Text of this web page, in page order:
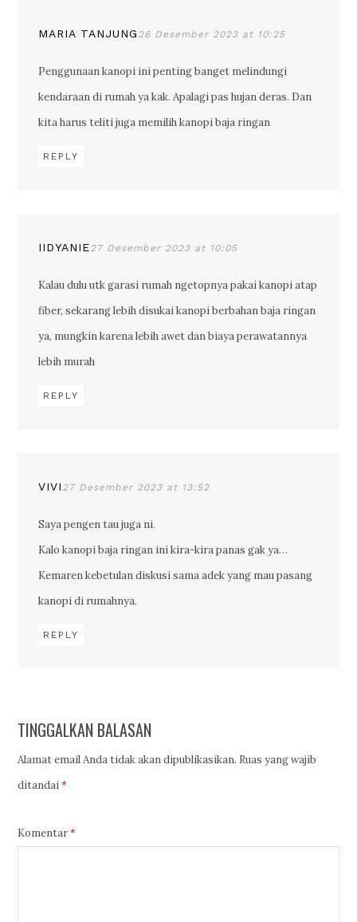
MARIA TANJUNG 26 Desember 2023 at 10:25
Penggunaan kanopi ini penting banget melindungi
kendaraan di rumah ya kak. Apalagi pas hujan deras. Dan
kita harus teliti juga memilih kanopi baja ringan
REPLY
IIDYANIE27 Desember 2023 at 10:05
Kalau dulu utk garasi rumah ngetopnya pakai kanopi atap
fiber, sekarang lebih disukai kanopi berbahan baja ringan
ya, mungkin karena lebih awet dan biaya perawatannya
lebih murah
REPLY
VIVI 27 Desember 2023 at 13:52
Saya pengen tau juga ni.
Kalo kanopi baja ringan ini kira-kira panas gak ya…
Kemaren kebetulan diskusi sama adek yang mau pasang
kanopi di rumahnya.
REPLY
TINGGALKAN BALASAN
Alamat email Anda tidak akan dipublikasikan. Ruas yang wajib
ditandai*
Komentar*